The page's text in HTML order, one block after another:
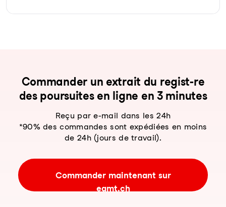
Com­man­der un ex­trait du re­gist-re
des pour­sui­tes en li­gne en 3 mi­nu­tes
Reçu par e-mail dans les 24h
*90% des commandes sont expédiées en moins
de 24h (jours de travail).
Commander maintenant sur
eamt.ch